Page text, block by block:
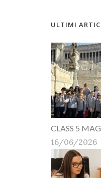
ULTIMI
CLASS 5
16/06/2026